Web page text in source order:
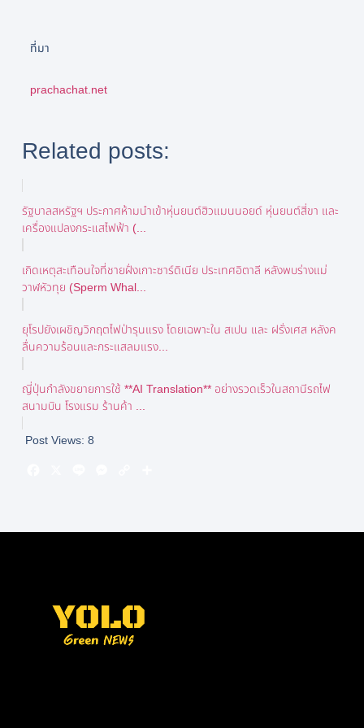
ที่มา
prachachat.net
Related posts:
รัฐบาลสหรัฐฯ ประกาศห้ามนำเข้าหุ่นยนต์ฮิวแมนนอยด์ หุ่นยนต์สี่ขา และ
เครื่องแปลงกระแสไฟฟ้า (...
เกิดเหตุสะเทือนใจที่ชายฝั่งเกาะซาร์ดิเนีย ประเทศอิตาลี หลังพบร่างแม่
วาฬหัวทุย (Sperm Whal...
ยุโรปยังเผชิญวิกฤตไฟป่ารุนแรง โดยเฉพาะใน สเปน และ ฝรั่งเศส หลังค
ลื่นความร้อนและกระแสลมแรง...
ญี่ปุ่นกำลังขยายการใช้ **AI Translation** อย่างรวดเร็วในสถานีรถไฟ
สนามบิน โรงแรม ร้านค้า ...
Post Views: 8